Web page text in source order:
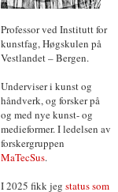
Professor ved Institutt for
kunstfag, Høgskulen på
Vestlandet – Bergen.
Underviser i kunst og
håndverk, og forsker på
og med nye kunst- og
medieformer. I ledelsen av
forskergruppen
MaTecSus.
I 2025 fikk jeg status som